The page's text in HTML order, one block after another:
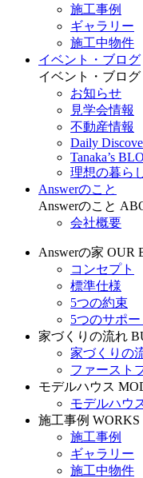
施工事例
ギャラリー
施工中物件
イベント・ブログ
イベント・ブログ
お知らせ
見学会情報
不動産情報
Daily
Tanaka’s
理想の暮ら
Answerのこと
Answerのこと
会社概要
Answerの家 OUR
コンセプト
標準仕様
5つの約束
5つのサポー
家づくりの流れ
家づくりの
ファースト
モデルハウス
モデルハウ
施工事例 WORKS
施工事例
ギャラリー
施工中物件